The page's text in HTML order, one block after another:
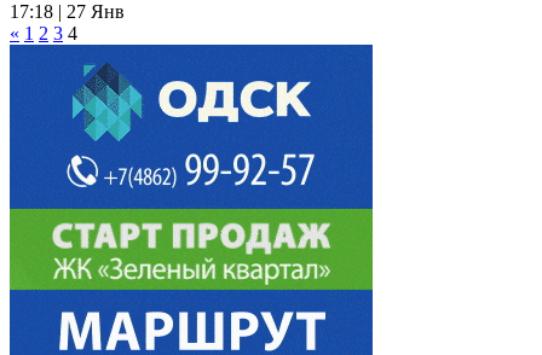
17:18 | 27 Янв
« 1 2 3 4